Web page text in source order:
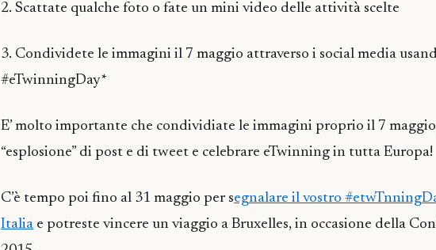
2. Scattate qualche foto o fate un mini video delle attività scelte
3. Condividete le immagini il 7 maggio attraverso i social media
#eTwinningDay*
E’ molto importante che condividiate le immagini proprio il 7
“esplosione” di post e di tweet e celebrare eTwinning in tutta Europa!
C’è tempo poi fino al 31 maggio per segnalare il vostro
Italia e potreste vincere un viaggio a Bruxelles, in occasione della